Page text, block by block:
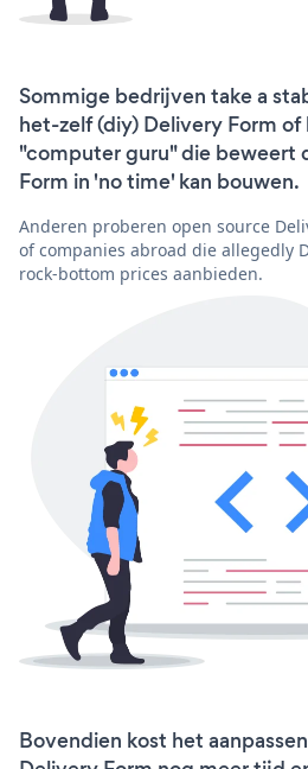
Sommige bedrijven take a
het-zelf (diy) Delivery Form of
"computer guru" die beweert
Form in 'no time' kan bouwen.
Anderen proberen open source
of companies abroad die allegedly
rock-bottom prices aanbieden.
Bovendien kost het